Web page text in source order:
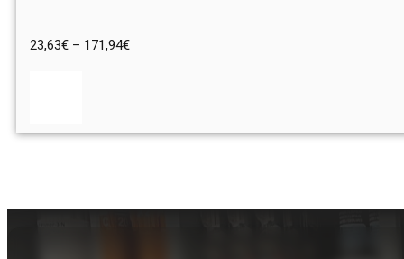
23,63€ – 171,94€Raspon
do